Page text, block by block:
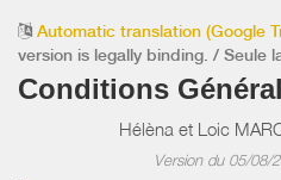
Automatic translation (Google
version is legally binding. / Seule
Conditions
Hélèna et Loic
Version du 05/08/